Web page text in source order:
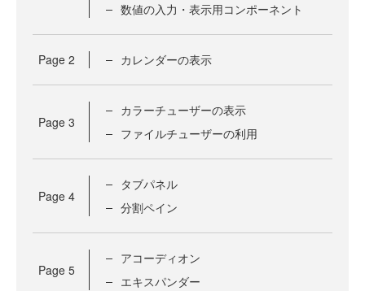
数値の入力・表示用コンポーネント
Page 2 カレンダーの表示
Page 3
カラーチューザーの表示
ファイルチューザーの利用
Page 4
タブパネル
分割ペイン
Page 5
アコーディオン
エキスパンダー